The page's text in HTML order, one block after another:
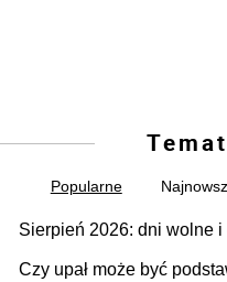
Popularne
Sierpień 2026: dni wolne
Czy upał może być